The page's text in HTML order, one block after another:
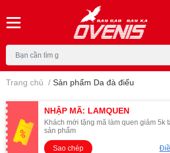
Trang chủ / Sản phẩm Da đà điểu
NHẬP MÃ: LAMQUEN
Khách mới tặng mã làm quen giảm 5k
sản phẩm
Sao chép